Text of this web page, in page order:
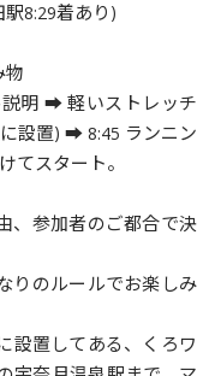
8:29着あり)
物
明 ➡ 軽いストレッチ
設置) ➡ 8:45 ランニン
スタート。
、参加者のご都合で決
りのルールでお楽しみ
設置してある、くろワ